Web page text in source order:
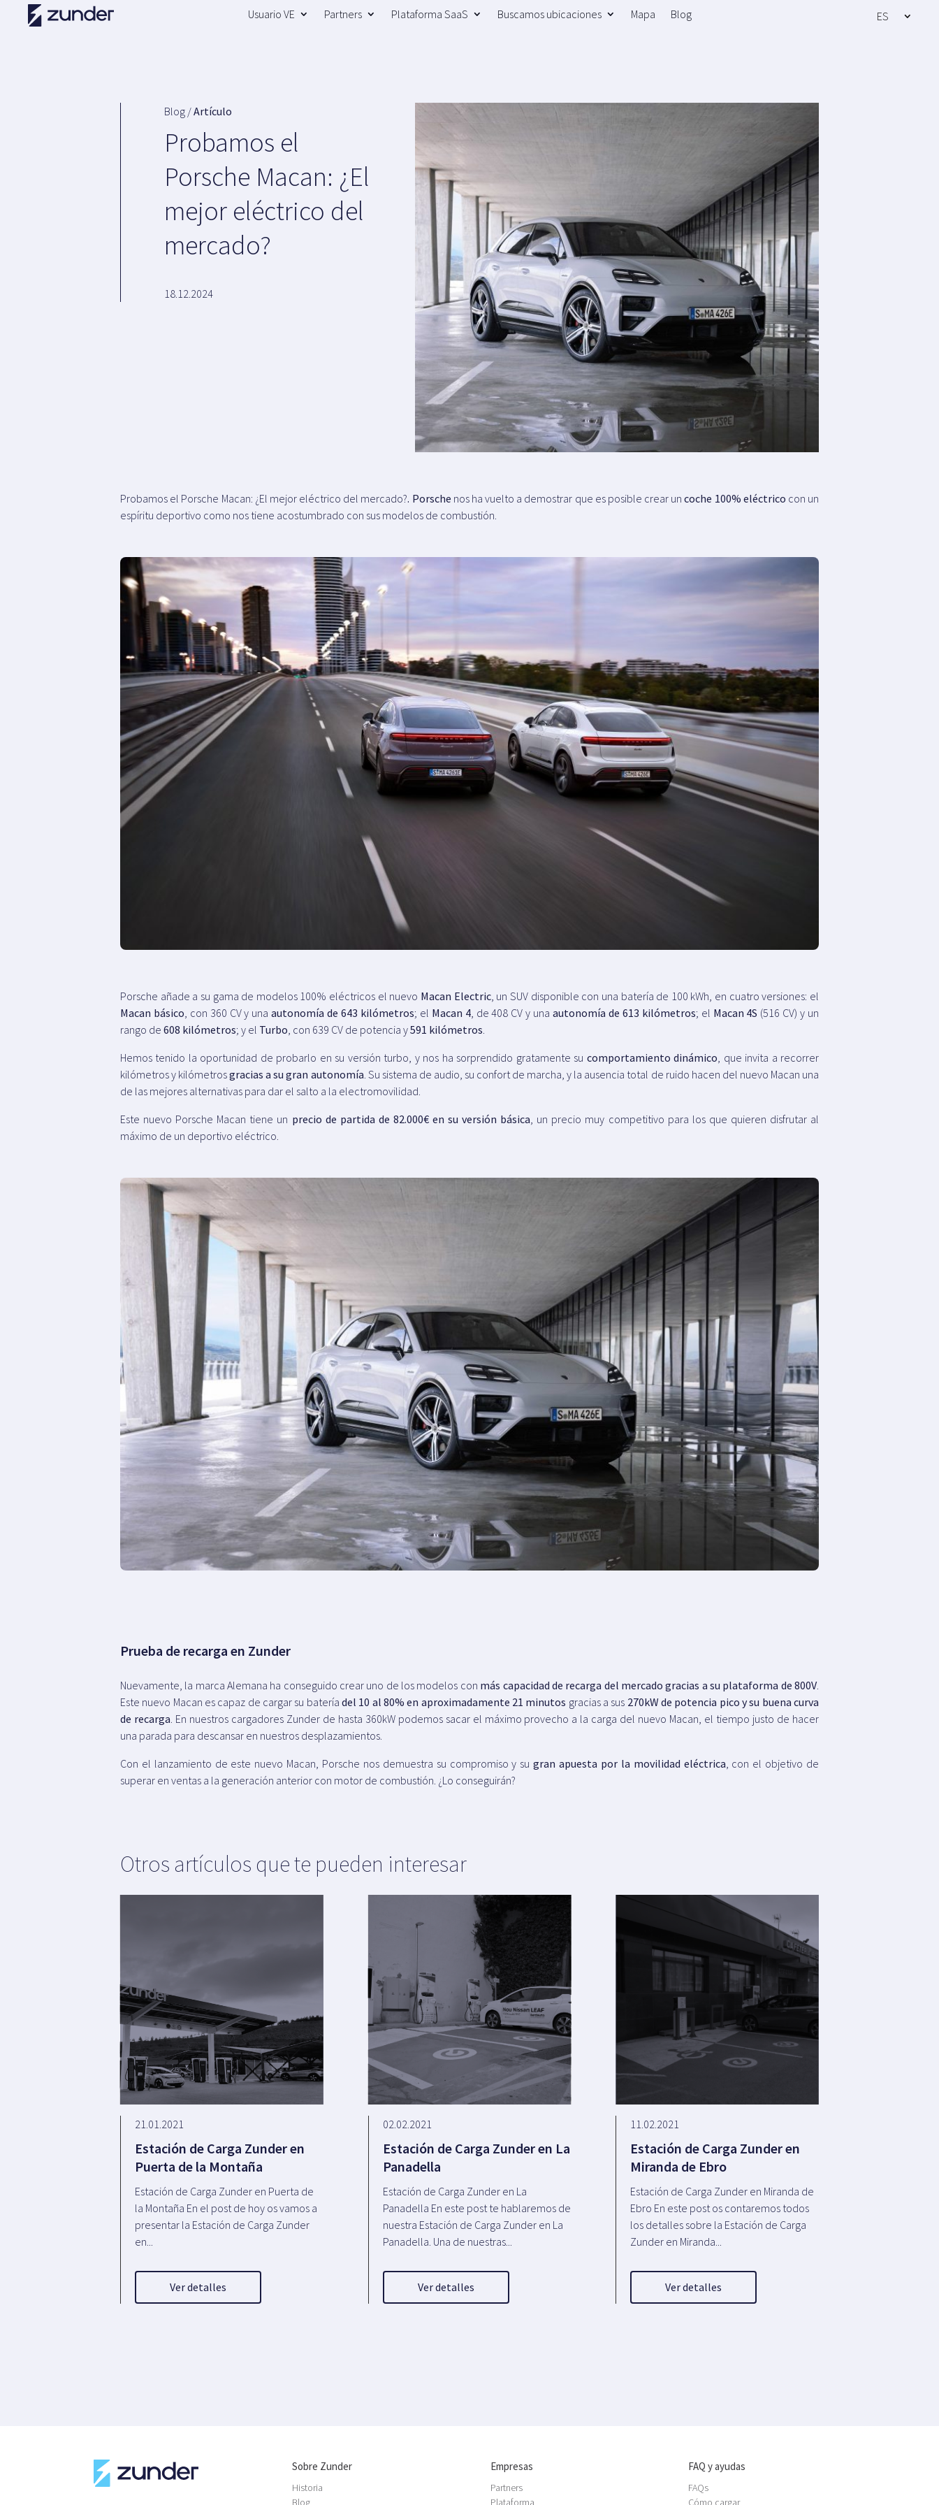
Usuario VE Partners Plataforma SaaS Buscamos ubicaciones Mapa Blog ES
Blog /Artículo
Probamos el
Porsche Macan: ¿El
mejor eléctrico del
mercado?
18.12.2024
Probamos el Porsche Macan: ¿El mejor eléctrico del mercado?. Porsche nos ha vuelto a demostrar que es posible crear uncoche 100% eléctrico con un
espíritu deportivo como nos tiene acostumbrado con sus modelos de combustión.
Porsche añade a su gama de modelos 100% eléctricos el nuevo Macan Electric, un SUV disponible con una batería de 100 kWh, en cuatro versiones: el
Macan básico , con 360 CV y unaautonomía de 643 kilómetros; el Macan 4, de 408 CV y unaautonomía de 613 kilómetros; el Macan 4S (516 CV) y un
rango de 608 kilómetros; y el Turbo , con 639 CV de potencia y591 kilómetros
Hemos tenido la oportunidad de probarlo en su versión turbo, y nos ha sorprendido gratamente su comportamiento dinámico , que invita a recorrer
kilómetros y kilómetrosgracias a su gran autonomía . Su sistema de audio, su confort de marcha, y la ausencia total de ruido hacen del nuevo Macan una
de las mejores alternativas para dar el salto a la electromovilidad.
Este nuevo Porsche Macan tiene un precio de partida de 82.000€ en su versión básica , un precio muy competitivo para los que quieren disfrutar al
máximo de un deportivo eléctrico.
Prueba de recarga en Zunder
Nuevamente, la marca Alemana ha conseguido crear uno de los modelos con más capacidad de recarga del mercado gracias a su plataforma de 800V.
Este nuevo Macan es capaz de cargar su batería del 10 al 80% en aproximadamente 21 minutos gracias a sus 270kW de potencia pico y su buena curva
de recarga. En nuestros cargadores Zunder de hasta 360kW podemos sacar el máximo provecho a la carga del nuevo Macan, el tiempo justo de hacer
una parada para descansar en nuestros desplazamientos.
Con el lanzamiento de este nuevo Macan, Porsche nos demuestra su compromiso y sugran apuesta por la movilidad eléctrica, con el objetivo de
superar en ventas a la generación anterior con motor de combustión. ¿Lo conseguirán?
Otros artículos que te pueden interesar
21.01.2021
Estación de Carga Zunder en
Puerta de la Montaña
Estación de Carga Zunder en Puerta de
la Montaña En el post de hoy os vamos a
presentar la Estación de Carga Zunder
en...
Ver detalles
02.02.2021
Estación de Carga Zunder en La
Panadella
Estación de Carga Zunder en La
Panadella En este post te hablaremos de
nuestra Estación de Carga Zunder en La
Panadella. Una de nuestras...
Ver detalles
11.02.2021
Estación de Carga Zunder en
Miranda de Ebro
Estación de Carga Zunder en Miranda de
Ebro En este post os contaremos todos
los detalles sobre la Estación de Carga
Zunder en Miranda...
Ver detalles
Sobre Zunder
Historia
Blog
Empresas
Partners
Plataforma
FAQ y ayudas
FAQs
Cómo cargar